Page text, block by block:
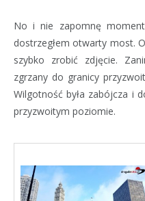
No i nie zapomnę
dostrzegłem otwarty most.
szybko zrobić zdjęcie.
zgrzany do granicy
Wilgotność była zabójcza i
przyzwoitym poziomie.